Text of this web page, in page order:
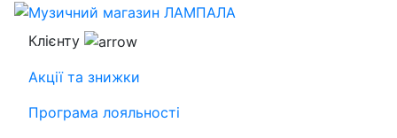
Клієнту
Акції та знижки
Програма лояльності